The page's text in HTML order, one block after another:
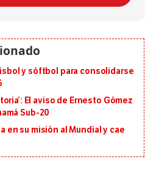
y sóftbol para consolidarse
El aviso de Ernesto Gómez
Sub-20
en su misión al Mundial y cae